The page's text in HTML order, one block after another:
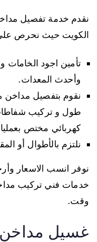
نقدم خدمة تفصيل
الكويت حيث نحرص
تأمين اجود الخامات
وأحدث المعدات.
نقوم بتفصيل
طول و تركيب
كهربائي مختص
نلتزم بالأطوال أو
نوفر انسب الاسعار
خدمات فني تركيب
وقت.
غسيل